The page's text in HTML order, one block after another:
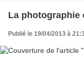
La photographie
Publié le 19/04/2013 à